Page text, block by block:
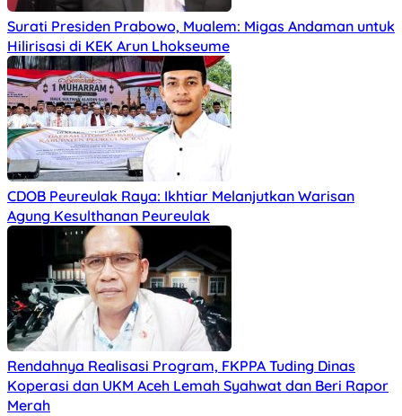
Surati Presiden Prabowo, Mualem: Migas Andaman untuk
Hilirisasi di KEK Arun Lhokseume
C‎DOB Peureulak Raya: Ikhtiar Melanjutkan Warisan
Agung Kesulthanan Peureulak
Rendahnya Realisasi Program, FKPPA Tuding Dinas
Koperasi dan UKM Aceh Lemah Syahwat dan Beri Rapor
Merah